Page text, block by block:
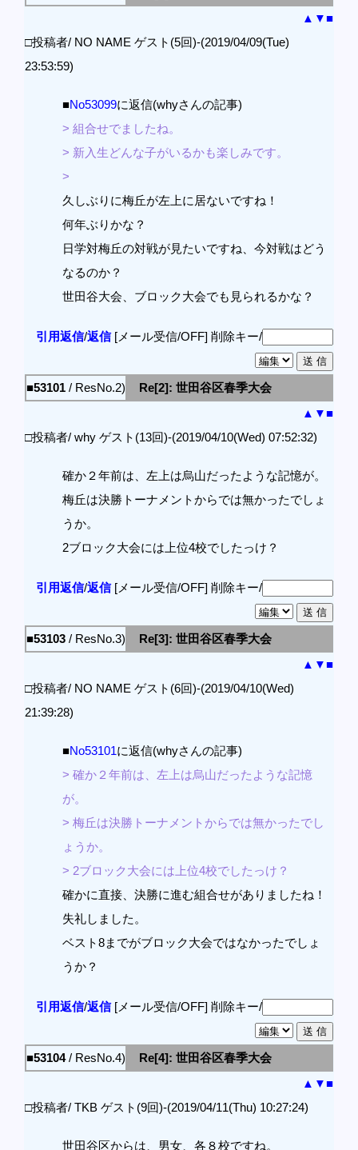
▲ ▼■
□投稿者/ NO NAME ゲスト(5回)-(2019/04/09(Tue)
23:53:59)
■No53099に返信(whyさんの記事)
> 組合せでましたね。
> 新入生どんな子がいるかも楽しみです。
>
久しぶりに梅丘が左上に居ないですね！
何年ぶりかな？
日学対梅丘の対戦が見たいですね、今対戦はどう
なるのか？
世田谷大会、ブロック大会でも見られるかな？
引用返信/返信[メール受信/OFF] 削除キー/
■53101 / ResNo.2)
Re[2]: 世田谷区春季大会
▲ ▼■
□投稿者/ why ゲスト(13回)-(2019/04/10(Wed) 07:52:32)
確か２年前は、左上は烏山だったような記憶が。
梅丘は決勝トーナメントからでは無かったでしょ
うか。
2ブロック大会には上位4校でしたっけ？
引用返信/返信[メール受信/OFF] 削除キー/
■53103 / ResNo.3)
Re[3]: 世田谷区春季大会
▲ ▼■
□投稿者/ NO NAME ゲスト(6回)-(2019/04/10(Wed)
21:39:28)
■No53101に返信(whyさんの記事)
> 確か２年前は、左上は烏山だったような記憶
が。
> 梅丘は決勝トーナメントからでは無かったでし
ょうか。
> 2ブロック大会には上位4校でしたっけ？
確かに直接、決勝に進む組合せがありましたね！
失礼しました。
ベスト8までがブロック大会ではなかったでしょ
うか？
引用返信/返信[メール受信/OFF] 削除キー/
■53104/ ResNo.4)
Re[4]: 世田谷区春季大会
▲ ▼■
□投稿者/ TKB ゲスト(9回)-(2019/04/11(Thu) 10:27:24)
世田谷区からは、男女、各８校ですね。